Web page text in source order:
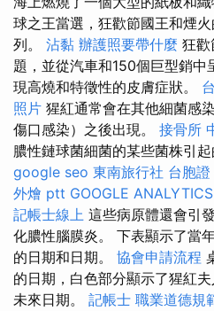
球之王當選，狂歡節國王和煙
列。 沾黏 辦護照要帶什麼 狂歡
題，並從汽車和150個巨型銷中
現高燒和特徵性的皮膚症狀。
照片 猩紅通常會在其他細菌感
傷口感染）之後出現。 接骨所
膿性鏈球菌細菌的某些菌株引起
google seo 東南旅行社 台胞證
外燴 ptt GOOGLE ANALYTICS
記帳士線上 這些病原體還會引
化膿性腦膜炎。 下表顯示了當
的日期和日期。 協會申請流程
的日期，白色部分顯示了猩紅
未來日期。 記帳士 職業道德規